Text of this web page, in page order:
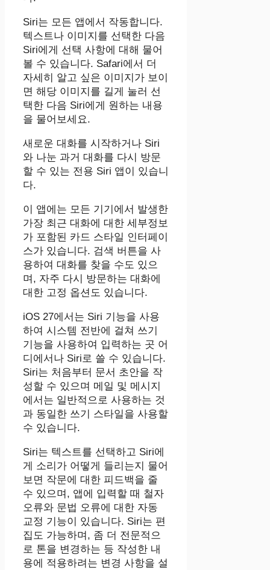
‌Siri‌는 모든 앱에서 작동합니다.
텍스트나 이미지를 선택한 다음
Siri에게 선택 사항에 대해 물어
볼 수 있습니다. Safari에서 더
자세히 알고 싶은 이미지가 보이
면 해당 이미지를 길게 눌러 선
택한 다음 Siri에게 원하는 내용
을 물어보세요.
새로운 대화를 시작하거나 Siri
와 나눈 과거 대화를 다시 방문
할 수 있는 전용 ‌Siri‌ 앱이 있습니
다.
이 앱에는 모든 기기에서 발생한
가장 최근 대화에 대한 세부정보
가 포함된 카드 스타일 인터페이
스가 있습니다. 검색 버튼을 사
용하여 대화를 찾을 수도 있으
며, 자주 다시 방문하는 대화에
대한 고정 옵션도 있습니다.
‌iOS 27‌에서는 ‌Siri‌ 기능을 사용
하여 시스템 전반에 걸쳐 쓰기
기능을 사용하여 입력하는 곳 어
디에서나 ‌Siri‌로 쓸 수 있습니다.
‌Siri‌는 처음부터 문서 초안을 작
성할 수 있으며 메일 및 메시지
에서는 일반적으로 사용하는 것
과 동일한 쓰기 스타일을 사용할
수 있습니다.
‌Siri‌는 텍스트를 선택하고 ‌Siri‌에
게 소리가 어떻게 들리는지 물어
보면 작문에 대한 피드백을 줄
수 있으며, 앱에 입력할 때 철자
오류와 문법 오류에 대한 자동
교정 기능이 있습니다. ‌Siri‌는 편
집도 가능하며, 좀 더 전문적으
로 톤을 변경하는 등 작성한 내
용에 적용하려는 변경 사항을 설